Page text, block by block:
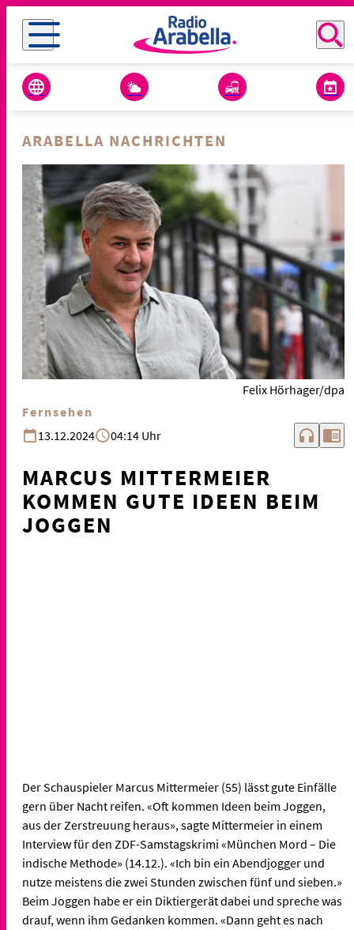
ARABELLA NACHRICHTEN
Felix Hörhager/dpa
Fernsehen
13.12.2024
04:14 Uhr headphones chrome_reader_mode
MARCUS MITTERMEIER
KOMMEN GUTE IDEEN BEIM
JOGGEN
Der Schauspieler Marcus Mittermeier (55) lässt gute Einfälle
gern über Nacht reifen. «Oft kommen Ideen beim Joggen,
aus der Zerstreuung heraus», sagte Mittermeier in einem
Interview für den ZDF-Samstagskrimi «München Mord – Die
indische Methode» (14.12.). «Ich bin ein Abendjogger und
nutze meistens die zwei Stunden zwischen fünf und sieben.»
Beim Joggen habe er ein Diktiergerät dabei und spreche was
drauf, wenn ihm Gedanken kommen. «Dann geht es nach